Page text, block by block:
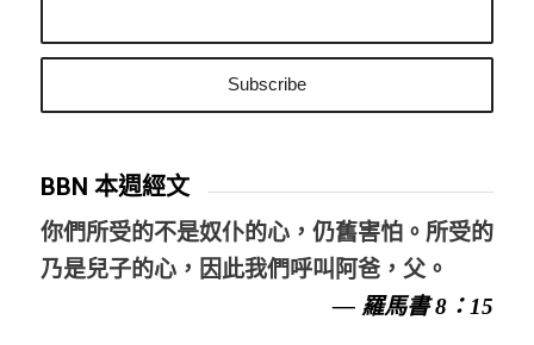
BBN 本週經文
你們所受的不是奴仆的心，仍舊害怕。所受的
乃是兒子的心，因此我們呼叫阿爸，父。
— 羅馬書 8：15